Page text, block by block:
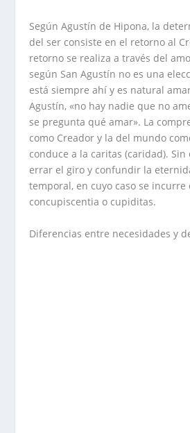
Según Agustín de Hipona, la
del ser consiste en el retorno al
retorno se realiza a través del
según San Agustín no es una
está siempre ahí y es natural
Agustín, «no hay nadie que no
se pregunta qué amar». La
como Creador y la del mundo
conduce a la caritas (caridad).
errar el giro y confundir la
temporal, en cuyo caso se incurre
concupiscentia o cupiditas.
Diferencias entre necesidades y